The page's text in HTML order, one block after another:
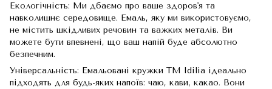
Екологічність: Ми дбаємо про ваше здоров'я та
навколишнє середовище. Емаль, яку ми використовуємо,
не містить шкідливих речовин та важких металів. Ви
можете бути впевнені, що ваш напій буде абсолютно
безпечним.
Універсальність: Емальовані кружки TM Idilia ідеально
підходять для будь-яких напоїв: чаю, кави, какао. Вони